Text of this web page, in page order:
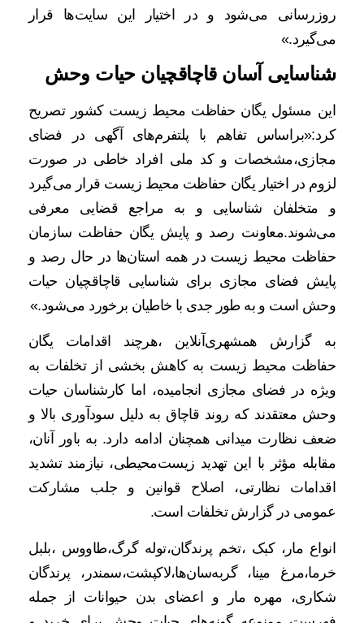
روزرسانی می‌شود و در اختیار این سایت‌ها قرار
می‌گیرد.»
شناسایی آسان قاچاقچیان حیات وحش
این مسئول یگان حفاظت محیط زیست کشور تصریح
کرد:«براساس تفاهم با پلتفرم‌های آگهی در فضای
مجازی،مشخصات و کد ملی افراد خاطی در صورت
لزوم در اختیار یگان حفاظت محیط زیست قرار می‌گیرد
و متخلفان شناسایی و به مراجع قضایی معرفی
می‌شوند.معاونت رصد و پایش یگان حفاظت سازمان
حفاظت محیط زیست در همه استان‌ها در حال رصد و
پایش فضای مجازی برای شناسایی قاچاقچیان حیات
وحش است و به طور جدی با خاطیان برخورد می‌شود.»
به گزارش همشهری‌آنلاین ،هرچند اقدامات یگان
حفاظت محیط زیست به کاهش بخشی از تخلفات به
ویژه در فضای مجازی انجامیده، اما کارشناسان حیات
وحش معتقدند که روند قاچاق به دلیل سودآوری بالا و
ضعف نظارت میدانی همچنان ادامه دارد. به باور آنان،
مقابله مؤثر با این تهدید زیست‌محیطی، نیازمند تشدید
اقدامات نظارتی، اصلاح قوانین و جلب مشارکت
عمومی در گزارش‌ تخلفات است.
انواع مار، کبک ،تخم پرندگان،توله گرگ،طاووس ،بلبل
خرما،مرغ مینا، گربه‌سان‌ها،لاکپشت‌،سمندر، پرندگان
شکاری، مهره مار و اعضای بدن حیوانات از جمله